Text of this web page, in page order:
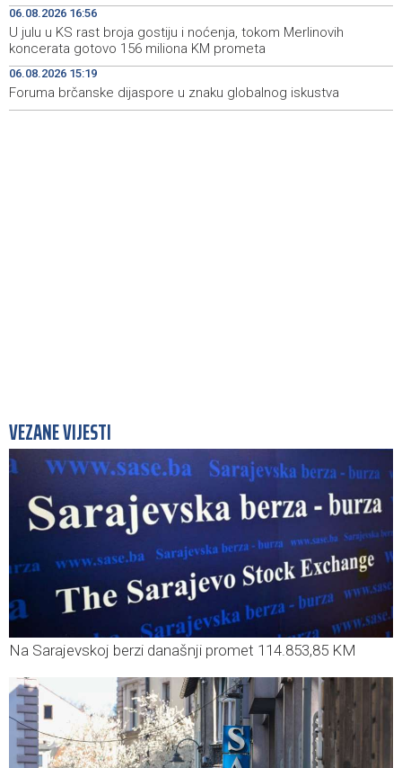
19:32
Velika nagrada Britanije ostaje u MotoGP kalendaru do
2028. godine
19:29
Španska krajnja ljevica i desnica ujedinjene protiv
Maroka kao suorganizatora SP 2030.
06.08.2026 16:56
U julu u KS rast broja gostiju i noćenja, tokom Merlinovih
koncerata gotovo 156 miliona KM prometa
06.08.2026 15:19
Foruma brčanske dijaspore u znaku globalnog iskustva
VEZANE VIJESTI
Na Sarajevskoj berzi današnji promet 114.853,85 KM